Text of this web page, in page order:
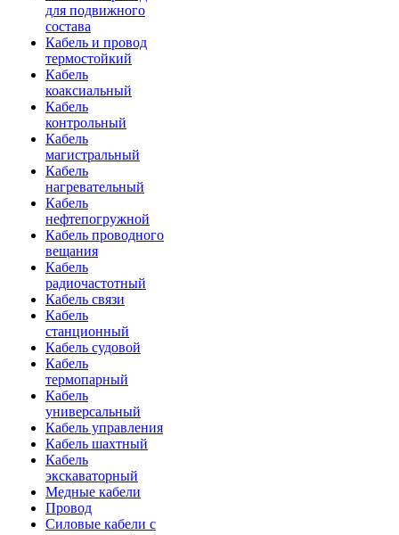
для подвижного
состава
Кабель и провод
термостойкий
Кабель
коаксиальный
Кабель
контрольный
Кабель
магистральный
Кабель
нагревательный
Кабель
нефтепогружной
Кабель проводного
вещания
Кабель
радиочастотный
Кабель связи
Кабель
станционный
Кабель судовой
Кабель
термопарный
Кабель
универсальный
Кабель управления
Кабель шахтный
Кабель
экскаваторный
Медные кабели
Провод
Силовые кабели с